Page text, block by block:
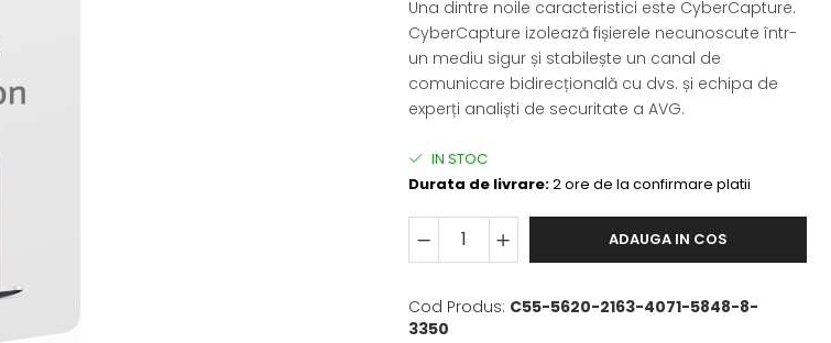
Una dintre noile caracteristici este CyberCapture.
CyberCapture izolează fișierele necunoscute într-
un mediu sigur și stabilește un canal de
comunicare bidirecțională cu dvs. și echipa de
experți analiști de securitate a AVG.
IN STOC
Durata de livrare:2 ore de la confirmare platii
ADAUGA IN COS
Cod Produs: C55-5620-2163-4071-5848-8-
3350